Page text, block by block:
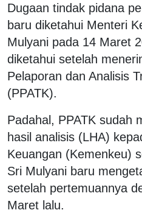
Dugaan tindak pidana
baru diketahui Menteri
Mulyani pada 14 Maret
diketahui setelah
Pelaporan dan Analisis
(PPATK).
Padahal, PPATK sudah
hasil analisis (LHA)
Keuangan (Kemenkeu)
Sri Mulyani baru
setelah pertemuannya
Maret lalu.